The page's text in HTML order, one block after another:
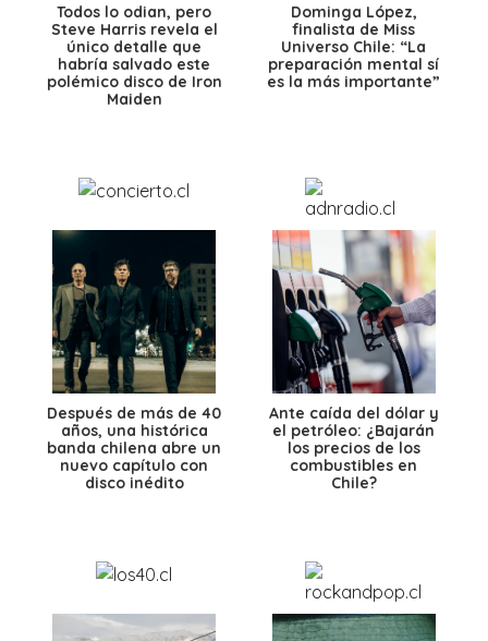
Todos lo odian, pero
Steve Harris revela el
único detalle que
habría salvado este
polémico disco de Iron
Maiden
Dominga López,
finalista de Miss
Universo Chile: “La
preparación mental sí
es la más importante”
Después de más de 40
años, una histórica
banda chilena abre un
nuevo capítulo con
disco inédito
Ante caída del dólar y
el petróleo: ¿Bajarán
los precios de los
combustibles en
Chile?